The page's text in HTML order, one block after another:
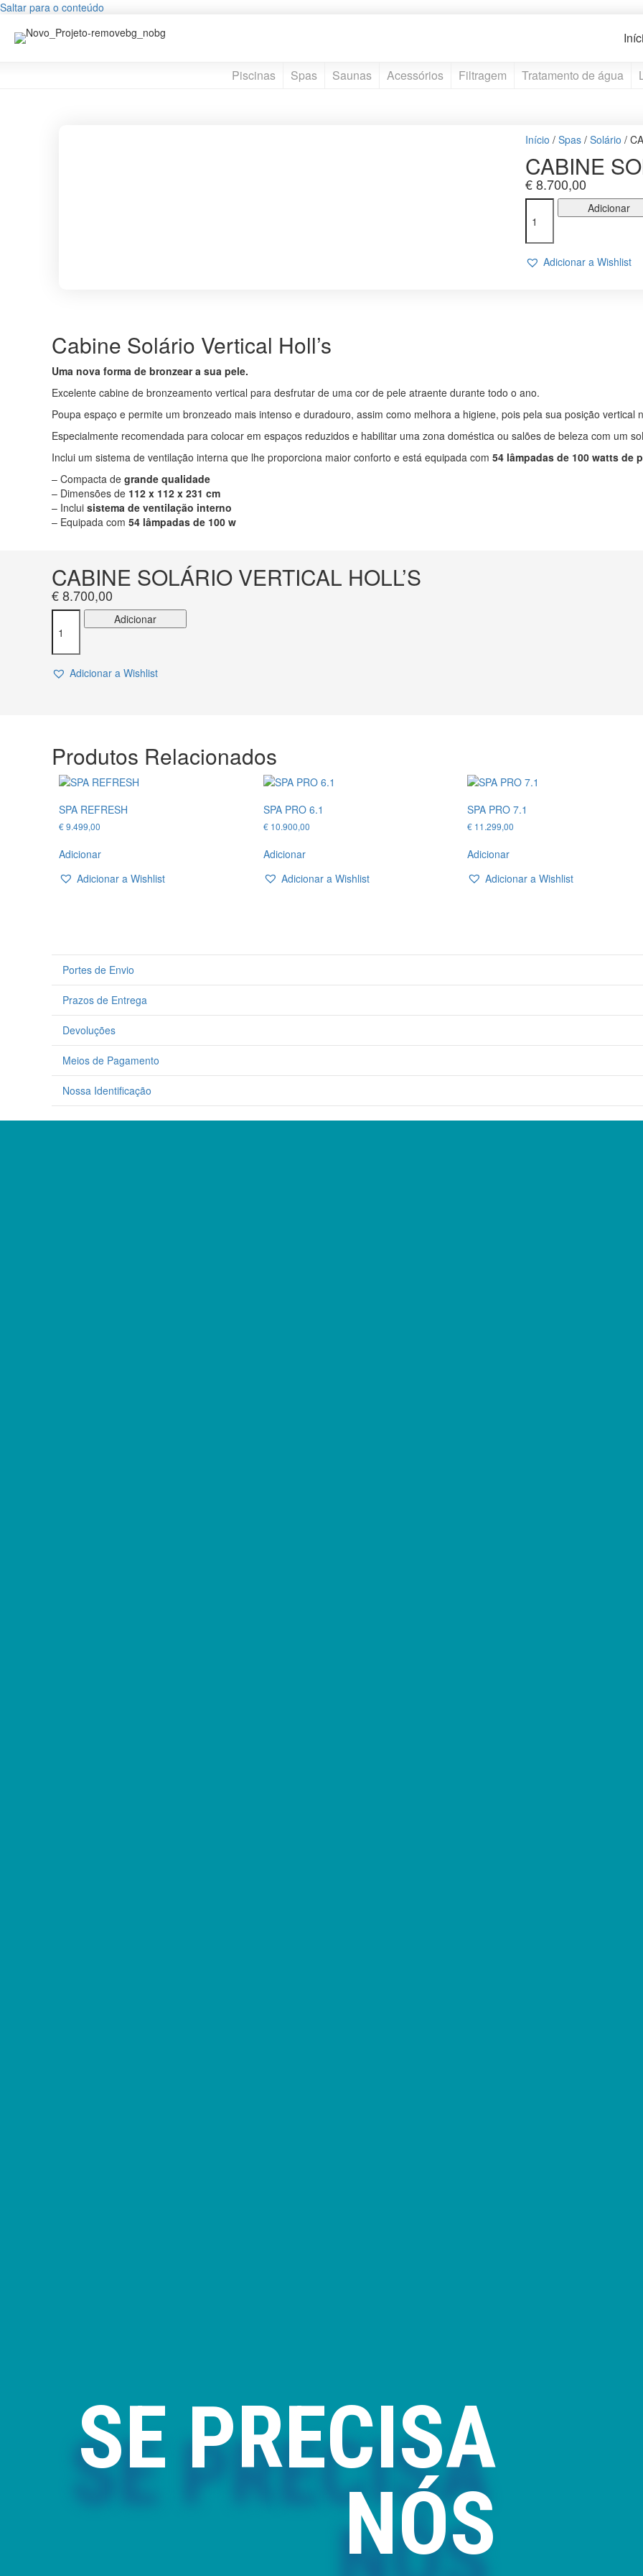
Saltar para o conteúdo
Piscinas Spas Saunas Acessórios Filtragem Tratamento de água
Início / Spas / Solário /
CABINE
€8.700,00
Quantidade
de
SOLÁRIO
VERTICAL
Adicionar
Adicionar a Wishlist
Cabine Solário Vertical Holl’s
Uma nova forma de bronzear a sua pele.
Excelente cabine de bronzeamento vertical para desfrutar de uma cor de pele atraente durante todo o ano.
Poupa espaço e permite um bronzeado mais intenso e duradouro, assim como melhora a higiene, pois pela sua posição
Especialmente recomendada para colocar em espaços reduzidos e habilitar uma zona doméstica ou salões de beleza com um
Inclui um sistema de ventilação interna que lhe proporciona maior conforto e está equipada com 54 lâmpadas de 100 watts de
– Compacta de grande qualidade
– Dimensões de 112 x 112 x 231 cm
– Inclui sistema de ventilação interno
– Equipada com 54 lâmpadas de 100 w
CABINE SOLÁRIO VERTICAL HOLL’S
€8.700,00
Quantidade
de
SOLÁRIO
VERTICAL
Adicionar
Adicionar a Wishlist
Produtos Relacionados
SPA REFRESH
€9.499,00
Adicionar
Adicionar a Wishlist
SPA PRO 6.1
€10.900,00
Adicionar
Adicionar a Wishlist
SPA PRO 7.1
€ 11.299,00
Adicionar
Adicionar a Wishlist
Portes de Envio
Prazos de Entrega
Devoluções
Meios de Pagamento
Nossa Identificação
SE PRECISA
NÓS